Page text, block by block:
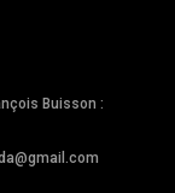
Buisson :